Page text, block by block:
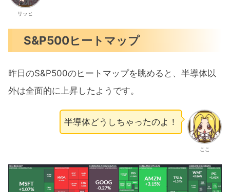
リッヒ
S&P500ヒートマップ
昨日のS&P500のヒートマップを眺めると、半導体以
外は全面的に上昇したようです。
ここ
半導体どうしちゃったのよ！